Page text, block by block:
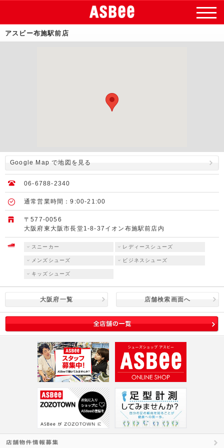
アスビー布施駅前店
Google Map で地図を見る
06-6788-2340
通常営業時間：9:00-21:00
〒577-0056
大阪府東大阪市長堂1-8-37イオン布施駅前店内
スニーカー レディースシューズ
メンズシューズ ビジネスシューズ
キッズシューズ
大阪府一覧 店舗検索画面へ